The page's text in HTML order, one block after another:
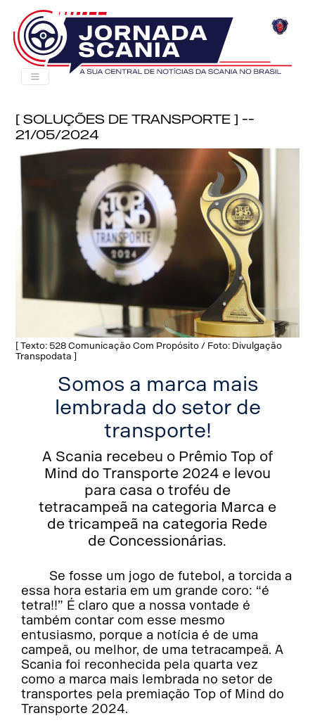
[ Soluções de Transporte ] --
21/05/2024
[ Texto: 528 Comunicação Com Propósito / Foto: Divulgação
Transpodata ]
Somos a marca mais
lembrada do setor de
transporte!
A Scania recebeu o Prêmio Top of
Mind do Transporte 2024 e levou
para casa o troféu de
tetracampeã na categoria Marca e
de tricampeã na categoria Rede
de Concessionárias.
Se fosse um jogo de futebol, a torcida a
essa hora estaria em um grande coro: “é
tetra!!” É claro que a nossa vontade é
também contar com esse mesmo
entusiasmo, porque a notícia é de uma
campeã, ou melhor, de uma tetracampeã. A
Scania foi reconhecida pela quarta vez
como a marca mais lembrada no setor de
transportes pela premiação Top of Mind do
Transporte 2024.